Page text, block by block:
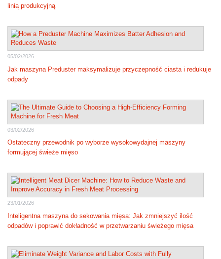
linią produkcyjną
05/02/2026
Jak maszyna Preduster maksymalizuje przyczepność ciasta i redukuje
odpady
03/02/2026
Ostateczny przewodnik po wyborze wysokowydajnej maszyny
formującej świeże mięso
23/01/2026
Inteligentna maszyna do sekowania mięsa: Jak zmniejszyć ilość
odpadów i poprawić dokładność w przetwarzaniu świeżego mięsa